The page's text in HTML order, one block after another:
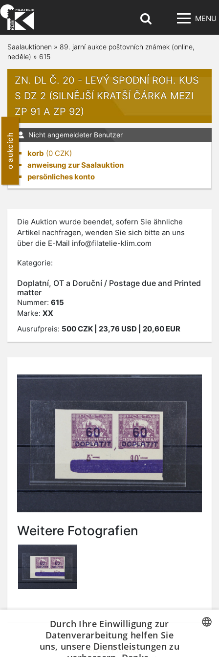
MENU
o aukcích
Saalauktionen » 89. jarní aukce poštovních známek (online,
neděle) » 615
ZN. DL Č. 20 - LEVÝ SPODNÍ ROH. KUS
S DZ 2 (SILNĚJŠÍ KRATŠÍ ČÁRKA MEZI
ZP 91 A ZP 92)
Nicht angemeldeter Benutzer
korb (0 CZK)
anweisung zur Saalauktion
persönliches konto
Die Auktion wurde beendet, sofern Sie ähnliche
Artikel nachfragen, wenden Sie sich bitte an uns
über die E-Mail info@filatelie-klim.com
Kategorie:
Doplatní, OT a Doruční / Postage due and Printed
matter
Nummer: 615
Marke: XX
Ausrufpreis: 500CZK | 23,76 USD | 20,60 EUR
Weitere Fotografien
« letztes Produkt
Durch Ihre Einwilligung zur
Datenverarbeitung helfen Sie
uns, unsere Dienstleistungen zu